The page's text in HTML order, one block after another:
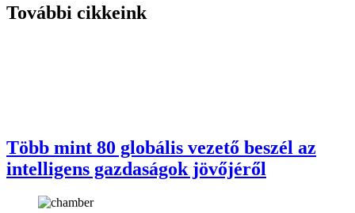
További cikkeink
Több mint 80 globális vezető beszél az
intelligens gazdaságok jövőjéről